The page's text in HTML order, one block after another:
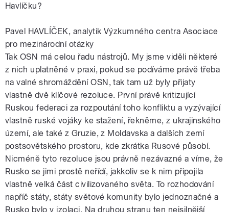
Havlíčku?
Pavel HAVLÍČEK, analytik Výzkumného centra Asociace
pro mezinárodní otázky
Tak OSN má celou řadu nástrojů. My jsme viděli některé
z nich uplatněné v praxi, pokud se podíváme právě třeba
na valné shromáždění OSN, tak tam už byly přijaty
vlastně dvě klíčové rezoluce. První právě kritizující
Ruskou federaci za rozpoutání toho konfliktu a vyzývající
vlastně ruské vojáky ke stažení, řekněme, z ukrajinského
území, ale také z Gruzie, z Moldavska a dalších zemí
postsovětského prostoru, kde zkrátka Rusové působí.
Nicméně tyto rezoluce jsou právně nezávazné a víme, že
Rusko se jimi prostě neřídí, jakkoliv se k nim připojila
vlastně velká část civilizovaného světa. To rozhodování
napříč státy, státy světové komunity bylo jednoznačné a
Rusko bylo v izolaci. Na druhou stranu ten nejsilnější